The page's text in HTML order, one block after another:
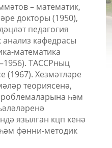
– математик,
докторы (1950),
педагогия
кафедрасы
математика
ТАССРныц
(1967). Хезмәтләре
теориясенә,
һәм
язылган кцп кенә
фәнни-методик